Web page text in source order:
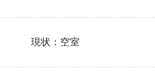
現状： 空室